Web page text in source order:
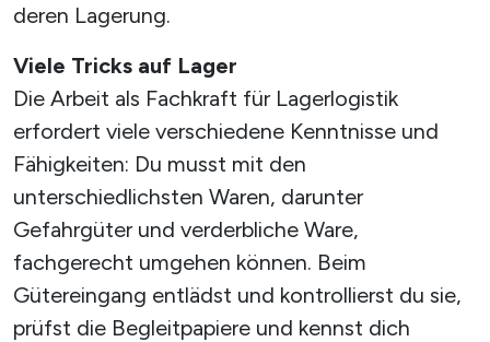
deren Lagerung.
Viele Tricks auf Lager
Die Arbeit als Fachkraft für Lagerlogistik
erfordert viele verschiedene Kenntnisse und
Fähigkeiten: Du musst mit den
unterschiedlichsten Waren, darunter
Gefahrgüter und verderbliche Ware,
fachgerecht umgehen können. Beim
Gütereingang entlädst und kontrollierst du sie,
prüfst die Begleitpapiere und kennst dich